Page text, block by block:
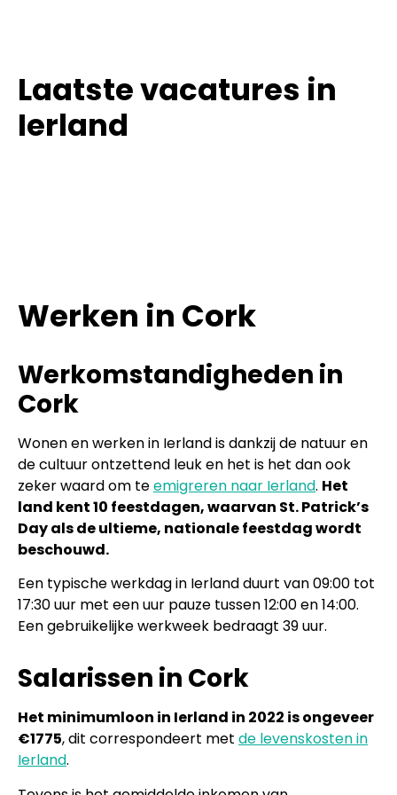
Laatste vacatures in
Ierland
Werken in Cork
Werkomstandigheden in
Cork
Wonen en werken in Ierland is dankzij de natuur en
de cultuur ontzettend leuk en het is het dan ook
zeker waard om teemigreren naar Ierland. Het
land kent 10 feestdagen, waarvan St. Patrick’s
Day als de ultieme, nationale feestdag wordt
beschouwd.
Een typische werkdag in Ierland duurt van 09:00 tot
17:30 uur met een uur pauze tussen 12:00 en 14:00.
Een gebruikelijke werkweek bedraagt 39 uur.
Salarissen in Cork
Het minimumloon in Ierland in 2022 is ongeveer
€1775, dit correspondeert met de levenskosten in
Ierland.